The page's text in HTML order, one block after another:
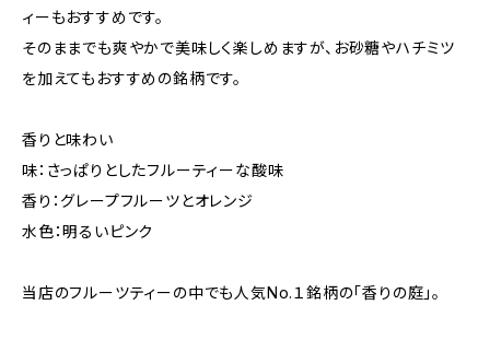
ィーもおすすめです。
そのままでも爽やかで美味しく楽しめますが、お砂糖やハチミツ
を加えてもおすすめの銘柄です。
香りと味わい
味：さっぱりとしたフルーティーな酸味
香り：グレープフルーツとオレンジ
水色：明るいピンク
当店のフルーツティーの中でも人気No.１銘柄の「香りの庭」。